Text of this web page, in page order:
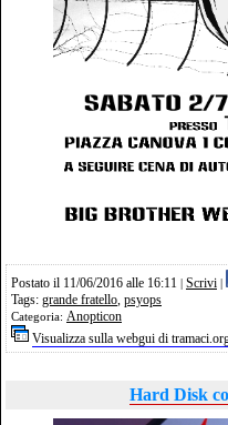
Postato il 11/06/2016 alle 16:11 Scrivi
Tags: grande fratello, psyops
Categoria: Anopticon
Visualizza sulla webgui di
Hard Disk